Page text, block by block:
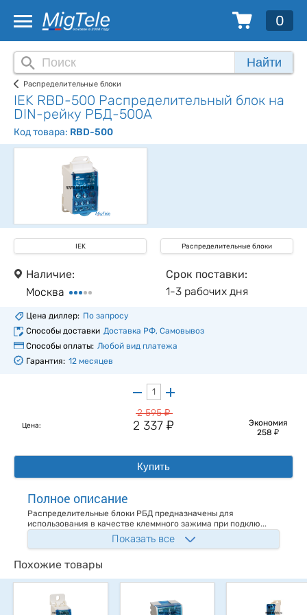
0
Найти
Распределительные блоки
IEK RBD-500 Распределительный блок на
DIN-рейку РБД-500А
Код товара: RBD-500
IEK Распределительные блоки
Наличие:
Москва
Срок поставки:
1-3 рабочих дня
Цена диллер: По запросу
Способы доставки Доставка РФ, Самовывоз
Способы оплаты: Любой вид платежа
Гарантия: 12 месяцев
Цена:
2 595у
2 337у
Экономия
258у
Купить
Полное описание
Распределительные блоки РБД предназначены для
использования в качестве клеммного зажима при подклю...
Показать все
Похожие товары